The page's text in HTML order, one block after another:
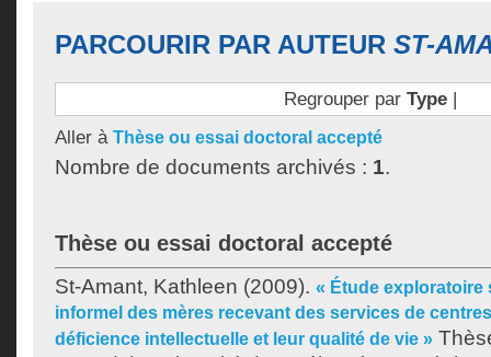
PARCOURIR PAR AUTEUR ST-
Regrouper par Type|
Aller à Thèse ou essai doctoral accepté
Nombre de documents archivés : 1.
Thèse ou essai doctoral accepté
St-Amant, Kathleen (2009). « Étude exploratoire
informel des mères recevant des services de
déficience intellectuelle et leur qualité de vie »